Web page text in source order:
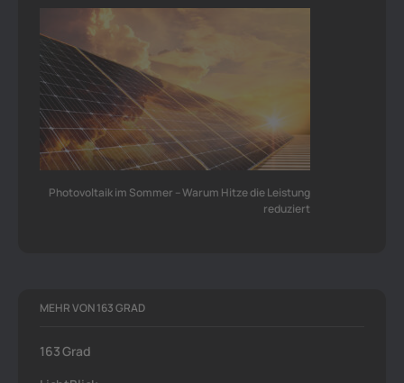
Photovoltaik im Sommer – Warum Hitze die Leistung
reduziert
MEHR VON 163 GRAD
163 Grad